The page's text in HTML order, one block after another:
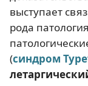
выступает
рода
(синдром